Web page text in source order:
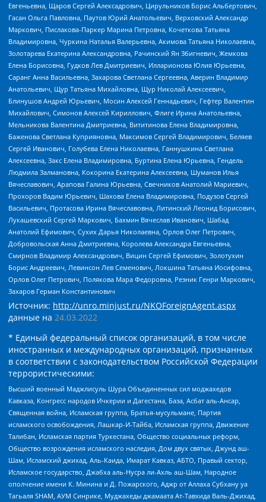
Евгеньевна, Щаров Сергей Алексадрович, Цирульников Борис Альбертович,
Гасан Ольга Павловна, Паутов Юрий Анатольевич, Верховский Александр
Маркович, Пислакова-Паркер Марина Петровна, Кочеткова Татьяна
Владимировна, Чуркина Наталья Валерьевна, Акимова Татьяна Николаевна,
Золотарева Екатерина Александровна, Рачинский Ян Збигневич, Жемкова
Елена Борисовна, Гудков Лев Дмитриевич, Илларионова Юлия Юрьевна,
Саранг Анна Васильевна, Захарова Светлана Сергеевна, Аверин Владимир
Анатольевич, Щур Татьяна Михайловна, Щур Николай Алексеевич,
Блинушов Андрей Юрьевич, Мосин Алексей Геннадьевич, Гефтер Валентин
Михайлович, Симонов Алексей Кириллович, Флиге Ирина Анатольевна,
Мельникова Валентина Дмитриевна, Вититинова Елена Владимировна,
Баженова Светлана Куприяновна, Максимов Сергей Владимирович, Беляев
Сергей Иванович, Голубева Елена Николаевна, Ганнушкина Светлана
Алексеевна, Закс Елена Владимировна, Буртина Елена Юрьевна, Гендель
Людмила Залмановна, Кокорина Екатерина Алексеевна, Шуманов Илья
Вячеславович, Арапова Галина Юрьевна, Свечников Анатолий Мариевич,
Прохоров Вадим Юрьевич, Шахова Елена Владимировна, Подузов Сергей
Васильевич, Протасова Ирина Вячеславовна, Литинский Леонид Борисович,
Лукашевский Сергей Маркович, Бахмин Вячеслав Иванович, Шабад
Анатолий Ефимович, Сухих Дарья Николаевна, Орлов Олег Петрович,
Добровольская Анна Дмитриевна, Королева Александра Евгеньевна,
Смирнов Владимир Александрович, Вицин Сергей Ефимович, Золотухин
Борис Андреевич, Левинсон Лев Семенович, Локшина Татьяна Иосифовна,
Орлов Олег Петрович, Полякова Мара Федоровна, Резник Генри Маркович,
Захаров Герман Константинович
Источник: http://unro.minjust.ru/NKOForeignAgent.aspx
данные на 24.03.2022
* Единый федеральный список организаций, в том числе
иностранных и международных организаций, признанных
в соответствии с законодательством Российской Федерации
террористическими:
Высший военный Маджлисуль Шура Объединенных сил моджахедов
Кавказа, Конгресс народов Ичкерии и Дагестана, База, Асбат аль-Ансар,
Священная война, Исламская группа, Братья-мусульмане, Партия
исламского освобождения, Лашкар-И-Тайба, Исламская группа, Движение
Талибан, Исламская партия Туркестана, Общество социальных реформ,
Общество возрождения исламского наследия, Дом двух святых, Джунд аш-
Шам, Исламский джихад, Аль-Каида, Имарат Кавказ, АБТО, Правый сектор,
Исламское государство, Джабха аль-Нусра ли-Ахль аш-Шам, Народное
ополчение имени К. Минина и Д. Пожарского, Аджр от Аллаха Субхану уа
Тагьаля SHAM, АУМ Синрике, Муджахеды джамаата Ат-Тавхида Валь-Джихад,